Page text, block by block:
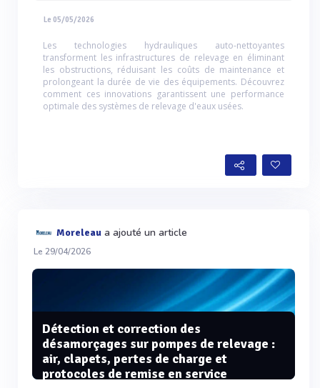
Le 05/05/2026
Les technologies hydrauliques auto-nettoyantes
transforment les infrastructures de relevage en éliminant
les obstructions, réduisant les coûts de maintenance et
prolongeant la durée de vie des équipements. Découvrez
comment ces innovations garantissent une performance
optimale des systèmes de relevage d'eaux usées.
Moreleau a ajouté un article
Le 29/04/2026
Détection et correction des
désamorçages sur pompes de relevage :
air, clapets, pertes de charge et
protocoles de remise en service